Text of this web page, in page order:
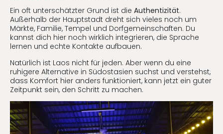
Ein oft unterschätzter Grund ist die Authentizität.
Außerhalb der Hauptstadt dreht sich vieles noch um
Märkte, Familie, Tempel und Dorfgemeinschaften. Du
kannst dich hier noch wirklich integrieren, die Sprache
lernen und echte Kontakte aufbauen.
Natürlich ist Laos nicht für jeden. Aber wenn du eine
ruhigere Alternative in Südostasien suchst und verstehst,
dass Komfort hier anders funktioniert, kann jetzt ein guter
Zeitpunkt sein, den Schritt zu machen.